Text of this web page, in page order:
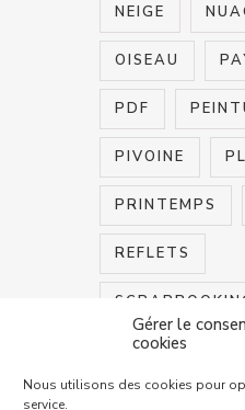
Gérer le
cookies
Nous utilisons des cookies pour
service.
NEIGE
OISEAU
PDF
PIVOINE
PRINTEMPS
REFLETS
SEMI ABSTRAIT
TECHNIQUE